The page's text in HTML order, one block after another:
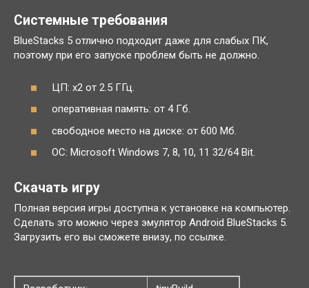
Системные требования
BlueStacks 5 отлично подходит даже для слабых ПК,
поэтому при его запуске проблем быть не должно.
ЦП: x2 от 2.5 ГГц.
оперативная память: от 4 Гб.
свободное место на диске: от 600 Мб.
ОС: Microsoft Windows 7, 8, 10, 11 32/64 Bit.
Скачать игру
Полная версия игры доступна к установке на компьютер.
Сделать это можно через эмулятор Android BlueStacks 5.
Загрузить его вы сможете внизу, по ссылке.